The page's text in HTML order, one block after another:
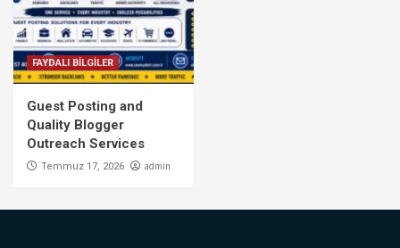
FAYDALI BİLGİLER
Guest Posting and
Quality Blogger
Outreach Services
Temmuz 17, 2026 admin